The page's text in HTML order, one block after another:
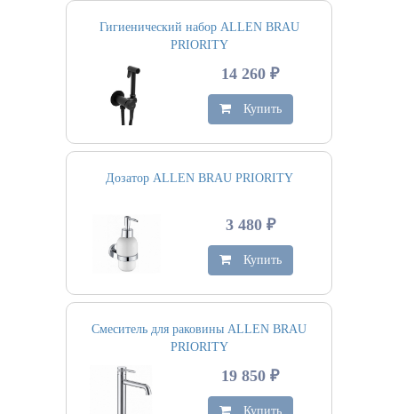
Гигиенический набор ALLEN BRAU
PRIORITY
14 260 ₽
Купить
Дозатор ALLEN BRAU PRIORITY
3 480 ₽
Купить
Смеситель для раковины ALLEN BRAU
PRIORITY
19 850 ₽
Купить